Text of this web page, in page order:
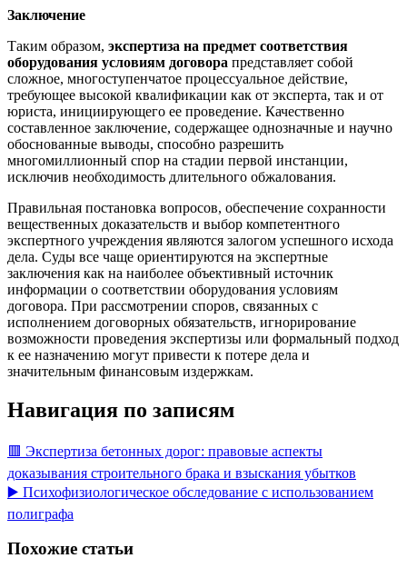
Заключение
Таким образом, экспертиза на предмет соответствия
оборудования условиям договора представляет собой
сложное, многоступенчатое процессуальное действие,
требующее высокой квалификации как от эксперта, так и от
юриста, инициирующего ее проведение. Качественно
составленное заключение, содержащее однозначные и научно
обоснованные выводы, способно разрешить
многомиллионный спор на стадии первой инстанции,
исключив необходимость длительного обжалования.
Правильная постановка вопросов, обеспечение сохранности
вещественных доказательств и выбор компетентного
экспертного учреждения являются залогом успешного исхода
дела. Суды все чаще ориентируются на экспертные
заключения как на наиболее объективный источник
информации о соответствии оборудования условиям
договора. При рассмотрении споров, связанных с
исполнением договорных обязательств, игнорирование
возможности проведения экспертизы или формальный подход
к ее назначению могут привести к потере дела и
значительным финансовым издержкам.
Навигация по записям
🟥 Экспертиза бетонных дорог: правовые аспекты
доказывания строительного брака и взыскания убытков
▶️ Психофизиологическое обследование с использованием
полиграфа
Похожие статьи